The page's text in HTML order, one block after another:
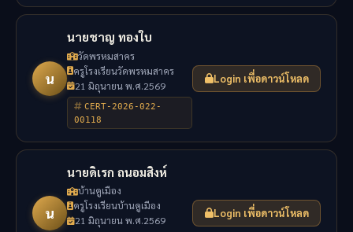
น
นายชาญ ทองใบ
วัดพรหมสาคร
ครูโรงเรียนวัดพรหมสาคร
21 มิถุนายน พ.ศ.2569
CERT-2026-022-
00118
Login เพื่อดาวน์โหลด
น
นายดิเรก ถนอมสิงห์
บ้านคูเมือง
ครูโรงเรียนบ้านคูเมือง
21 มิถุนายน พ.ศ.2569
Login เพื่อดาวน์โหลด